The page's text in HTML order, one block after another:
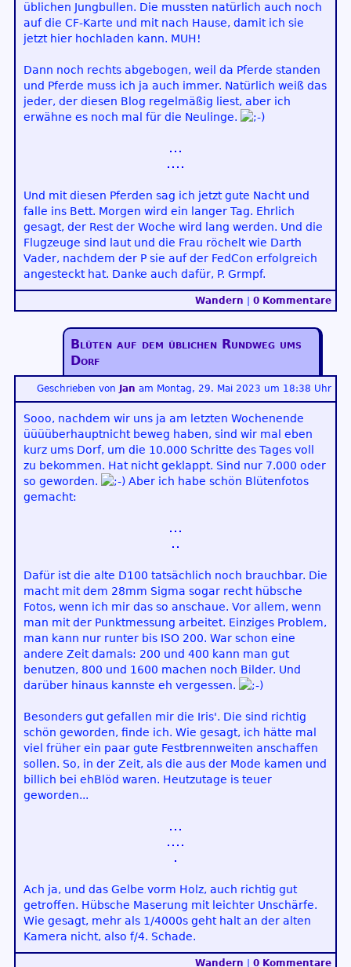
üblichen Jungbullen. Die mussten natürlich auch noch
auf die CF-Karte und mit nach Hause, damit ich sie
jetzt hier hochladen kann. MUH!
Dann noch rechts abgebogen, weil da Pferde standen
und Pferde muss ich ja auch immer. Natürlich weiß das
jeder, der diesen Blog regelmäßig liest, aber ich
erwähne es noch mal für die Neulinge.
Und mit diesen Pferden sag ich jetzt gute Nacht und
falle ins Bett. Morgen wird ein langer Tag. Ehrlich
gesagt, der Rest der Woche wird lang werden. Und die
Flugzeuge sind laut und die Frau röchelt wie Darth
Vader, nachdem der P sie auf der FedCon erfolgreich
angesteckt hat. Danke auch dafür, P. Grmpf.
Wandern 0 Kommentare
Blüten auf dem üblichen Rundweg ums
Dorf
Geschrieben von Jan am Montag, 29. Mai 2023 um 18:38 Uhr
Sooo, nachdem wir uns ja am letzten Wochenende
üüüüberhauptnicht beweg haben, sind wir mal eben
kurz ums Dorf, um die 10.000 Schritte des Tages voll
zu bekommen. Hat nicht geklappt. Sind nur 7.000 oder
so geworden.
Aber ich habe schön Blütenfotos
gemacht:
Dafür ist die alte D100 tatsächlich noch brauchbar. Die
macht mit dem 28mm Sigma sogar recht hübsche
Fotos, wenn ich mir das so anschaue. Vor allem, wenn
man mit der Punktmessung arbeitet. Einziges Problem,
man kann nur runter bis ISO 200. War schon eine
andere Zeit damals: 200 und 400 kann man gut
benutzen, 800 und 1600 machen noch Bilder. Und
darüber hinaus kannste eh vergessen.
Besonders gut gefallen mir die Iris'. Die sind richtig
schön geworden, finde ich. Wie gesagt, ich hätte mal
viel früher ein paar gute Festbrennweiten anschaffen
sollen. So, in der Zeit, als die aus der Mode kamen und
billich bei ehBlöd waren. Heutzutage is teuer
geworden...
Ach ja, und das Gelbe vorm Holz, auch richtig gut
getroffen. Hübsche Maserung mit leichter Unschärfe.
Wie gesagt, mehr als 1/4000s geht halt an der alten
Kamera nicht, also f/4. Schade.
Wandern | 0 Kommentare